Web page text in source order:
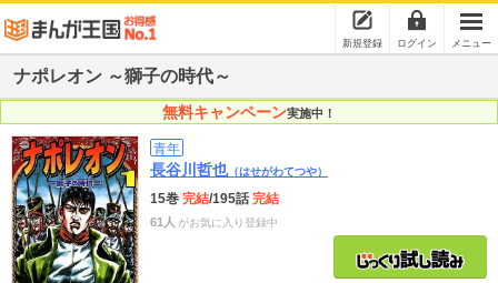
新規登録 ログイン メニュー
ナポレオン ～獅子の時代～
無料キャンペーン実施中！
青年
長谷川哲也（はせがわてつや）
15巻 完結/195話完結
61人 がお気に入り登録中